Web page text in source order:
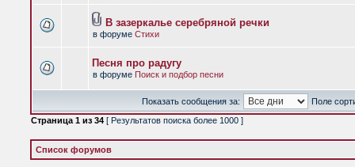
В зазеркалье серебряной речки
в форуме Стихи
Песня про радугу
в форуме Поиск и подбор песни
Показать сообщения за:
Поле
Страница 1 из 34 [ Результатов поиска более 1000 ]
Список форумов